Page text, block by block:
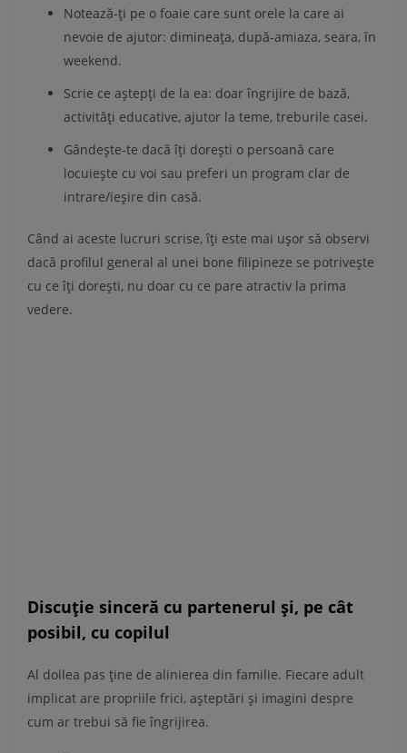
Notează-ți pe o foaie care sunt orele la care ai
nevoie de ajutor: dimineața, după-amiaza, seara, în
weekend.
Scrie ce aștepți de la ea: doar îngrijire de bază,
activități educative, ajutor la teme, treburile casei.
Gândește-te dacă îți dorești o persoană care
locuiește cu voi sau preferi un program clar de
intrare/ieșire din casă.
Când ai aceste lucruri scrise, îți este mai ușor să observi
dacă profilul general al unei bone filipineze se potrivește
cu ce îți dorești, nu doar cu ce pare atractiv la prima
vedere.
Discuție sinceră cu partenerul și, pe cât
posibil, cu copilul
Al doilea pas ține de alinierea din familie. Fiecare adult
implicat are propriile frici, așteptări și imagini despre
cum ar trebui să fie îngrijirea.